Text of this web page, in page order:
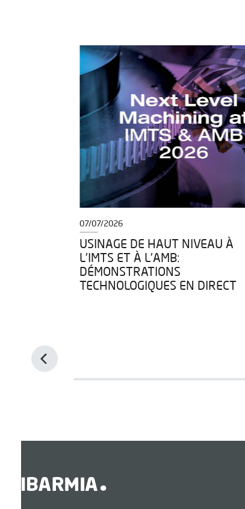
07/07/2026
USINAGE DE HAUT NIVEAU À
L'IMTS ET À L'AMB:
DÉMONSTRATIONS
TECHNOLOGIQUES EN DIRECT